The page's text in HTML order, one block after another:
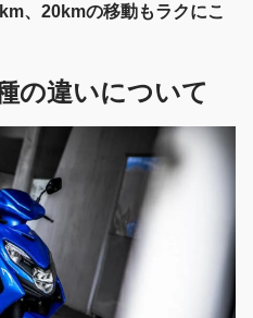
、20kmの移動もラクにこ
の違いについて